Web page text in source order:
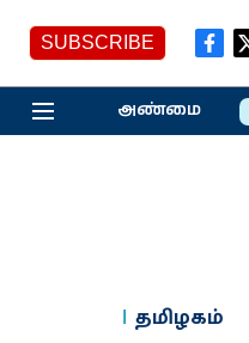
SUBSCRIBE
அண்மை
தமிழகம்